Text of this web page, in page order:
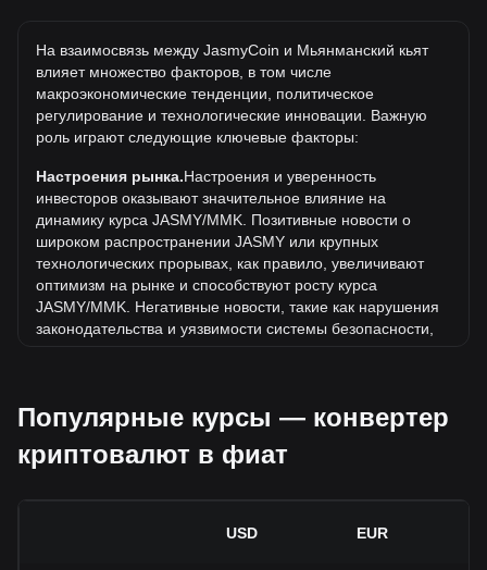
истории?
Самая высокая цена 1 JASMY в MMK за все время
составляет Ks271.7. Еще неизвестно, превысит ли
стоимость 1 JASMY в MMK текущий исторический
максимум.
Какова динамика цен в MMK?
За последние 7 дней обменный курс JasmyCoin (JASMY)
снизился на 5.10%. За последний месяц обменный курс
JasmyCoin (JASMY) снизился на 6.73% по отношению к
следующей валюте: Мьянманский кьят (MMK).
На взаимосвязь между JasmyCoin и Мьянманский кьят
влияет множество факторов, в том числе
макроэкономические тенденции, политическое
регулирование и технологические инновации. Важную
роль играют следующие ключевые факторы:
Настроения рынка.Настроения и уверенность
инвесторов оказывают значительное влияние на
динамику курса JASMY/MMK. Позитивные новости о
широком распространении JASMY или крупных
технологических прорывах, как правило, увеличивают
оптимизм на рынке и способствуют росту курса
JASMY/MMK. Негативные новости, такие как нарушения
законодательства и уязвимости системы безопасности,
Нормативно-правовая база. Государственная политика
и нормативные акты, регулирующие криптовалюты,
оказывают непосредственное влияние на их принятие.
доверие инвесторов к криптовалютам и способствовать
Популярные курсы — конвертер
криптовалют в фиат
USD EUR